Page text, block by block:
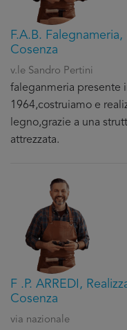
F.A.B.
Cosenza
v.le Sandro Pertini
faleganmeria presente
1964,costruiamo e
legno,grazie a una
attrezzata.
F .P. ARREDI,
Cosenza
via nazionale